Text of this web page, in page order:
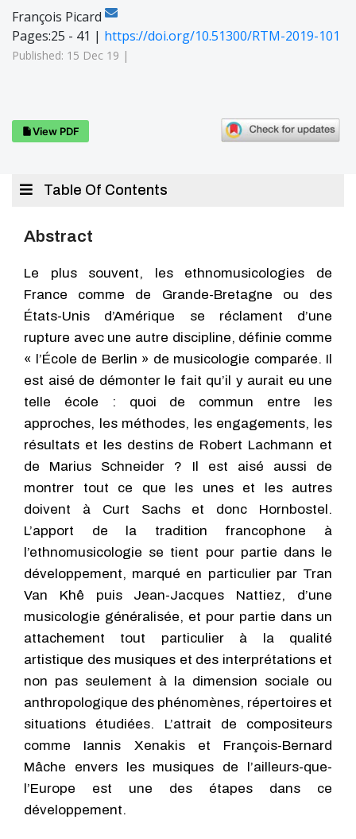
François Picard
Pages:25 - 41 | https://doi.org/10.51300/RTM-2019-101
Published: 15 Dec 19 |
View PDF
Table Of Contents
Abstract
Le plus souvent, les ethnomusicologies de
France comme de Grande-Bretagne ou des
États-Unis d’Amérique se réclament d’une
rupture avec une autre discipline, définie comme
« l’École de Berlin » de musicologie comparée. Il
est aisé de démonter le fait qu’il y aurait eu une
telle école : quoi de commun entre les
approches, les méthodes, les engagements, les
résultats et les destins de Robert Lachmann et
de Marius Schnei­der ? Il est aisé aussi de
montrer tout ce que les unes et les autres
doivent à Curt Sachs et donc Hornbostel.
L’apport de la tradition francophone à
l’ethnomusicologie se tient pour partie dans le
développement, marqué en particulier par Tran
Van Khê puis Jean-Jacques Nattiez, d’une
musicologie généralisée, et pour partie dans un
attache­ment tout particulier à la qualité
artistique des musiques et des interprétations et
non pas seulement à la dimension sociale ou
anthropologique des phénomènes, réper­toires et
situations étudiées. L’attrait de compositeurs
comme Iannis Xenakis et François-Bernard
Mâche envers les musiques de l’ailleurs-que-
l’Europe est une des étapes dans ce
développement.